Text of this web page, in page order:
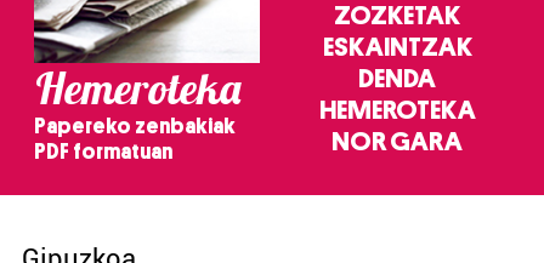
Hemeroteka
Papereko zenbakiak
PDF formatuan
ZOZKETAK
ESKAINTZAK
DENDA
HEMEROTEKA
NOR GARA